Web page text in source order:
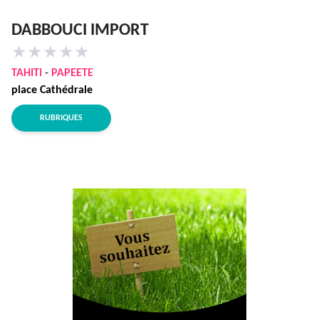
DABBOUCI IMPORT
★ ★ ★ ★ ★
TAHITI - PAPEETE
place Cathédrale
RUBRIQUES